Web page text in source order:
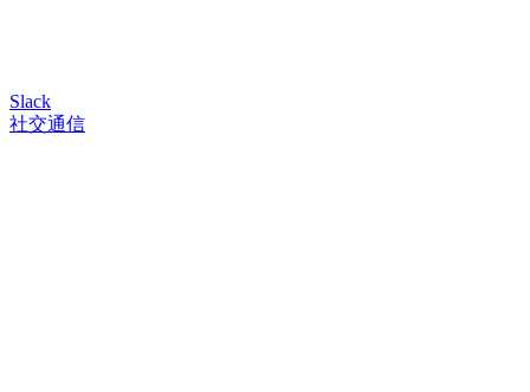
Slack
社交通信